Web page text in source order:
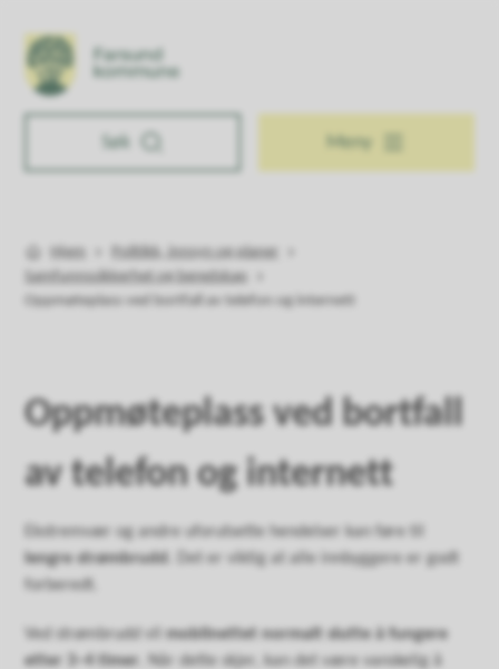
Farsund kommune
Søk Meny
Hjem
Politikk, innsyn og planer
Samfunnssikkerhet og beredskap
Oppmøteplass ved bortfall av telefon og internett
Oppmøteplass ved bortfall
av telefon og internett
Ekstremvær og andre uforutsette hendelser kan føre til
lengre strømbrudd
. Det er viktig at alle innbyggere er godt
forberedt.
Ved strømbrudd vil
mobilnettet normalt slutte å fungere
etter 3–4 timer
. Når dette skjer, kan det være vanskelig å